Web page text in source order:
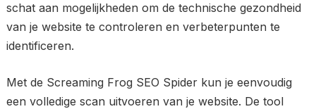
schat aan mogelijkheden om de technische gezondheid
van je website te controleren en verbeterpunten te
identificeren.
Met de Screaming Frog SEO Spider kun je eenvoudig
een volledige scan uitvoeren van je website. De tool